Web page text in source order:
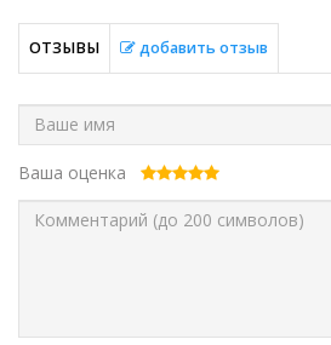
ОТЗЫВЫ добавить отзыв
Ваша оценка